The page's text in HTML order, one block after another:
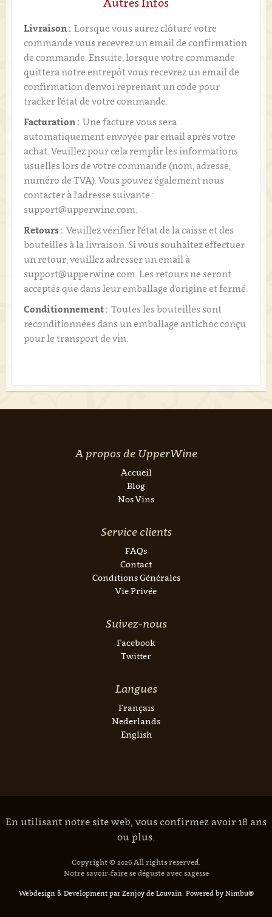
Livraison : Lorsque vous aurez clôturé votre
commande vous recevrez un email de confirmation
de commande. Ensuite, lorsque votre commande
quittera notre entrepôt vous recevrez un email de
confirmation d’envoi reprenant un code pour
tracker l’état de votre commande.
Facturation : Une facture vous sera
automatiquement envoyée par email après votre
achat. Veuillez pour cela remplir les informations
usuelles lors de votre commande (nom, adresse,
numéro de TVA). Vous pouvez également nous
contacter à l'adresse suivante :
support@upperwine.com.
Retours : Veuillez vérifier l'état de la caisse et des
bouteilles à la livraison. Si vous souhaitez effectuer
un retour, veuillez adresser un email à
support@upperwine.com. Les retours ne seront
acceptés que dans leur emballage d'origine et fermé.
Conditionnement : Toutes les bouteilles sont
reconditionnées dans un emballage antichoc conçu
pour le transport de vin.
A propos de UpperWine
Accueil
Blog
Nos Vins
Service clients
FAQs
Contact
Conditions Générales
Vie Privée
Suivez-nous
Facebook
Twitter
Langues
Français
Nederlands
English
En utilisant notre site web, vous confirmez avoir 18 ans
ou plus.
Copyright © 2026 All rights reserved.
Notre savoir-faire se déguste avec sagesse
Webdesign & Development par Zenjoy de Louvain Powered by Nimbu®